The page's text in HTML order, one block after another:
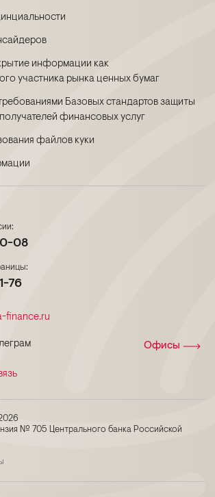
№ 705 Центрального банка Российской
информации как
участника рынка ценных бумаг
Базовых стандартов защиты
финансовых услуг
файлов куки
finance.ru
08
76
Офисы